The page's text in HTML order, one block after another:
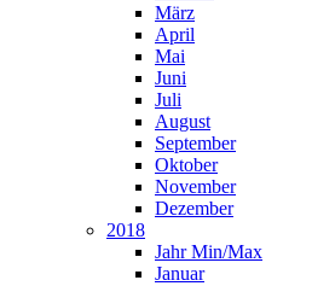
März
April
Mai
Juni
Juli
August
September
Oktober
November
Dezember
2018
Jahr Min/Max
Januar